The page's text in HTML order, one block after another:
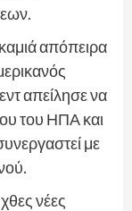
απόπειρα
απείλησε να
του ΗΠΑ και
με
νέες